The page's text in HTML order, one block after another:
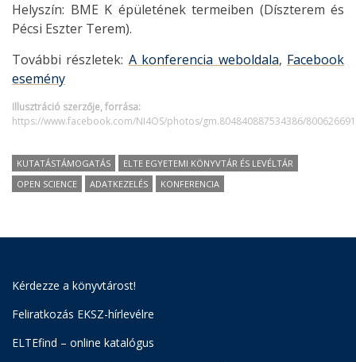
Helyszín: BME K épületének termeiben (Díszterem és
Pécsi Eszter Terem).
További részletek: A konferencia weboldala, Facebook
esemény
Illusztráció szerzője, forrása:
https://www.facebook.com/NI4OS/photos/gm.804840887534386/
KUTATÁSTÁMOGATÁS
ELTE EGYETEMI KÖNYVTÁR ÉS LEVÉLTÁR
OPEN SCIENCE
ADATKEZELÉS KONFERENCIA
Kérdezze a könyvtárost!
Feliratkozás EKSZ-hírlevélre
ELTEfind – online katalógus